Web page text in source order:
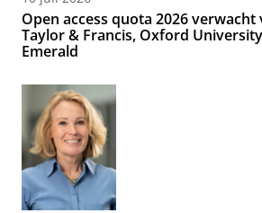
Open access quota 2026
Taylor & Francis, Oxford
Emerald